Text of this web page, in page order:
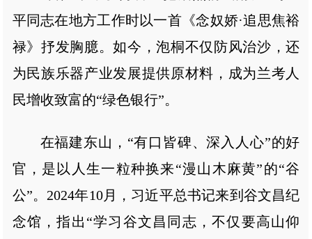
平同志在地方工作时以一首《念奴娇·追思焦裕
禄》抒发胸臆。如今，泡桐不仅防风治沙，还
为民族乐器产业发展提供原材料，成为兰考人
民增收致富的“绿色银行”。
在福建东山，“有口皆碑、深入人心”的好
官，是以人生一粒种换来“漫山木麻黄”的“谷
公”。2024年10月，习近平总书记来到谷文昌纪
念馆，指出“学习谷文昌同志，不仅要高山仰